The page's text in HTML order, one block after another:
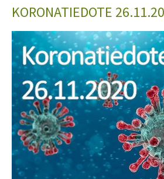
KORONATIEDOTE